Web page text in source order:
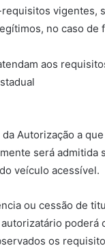
vigentes,
no caso de
aos
Autorização a
será admitida
veículo acessível.
ou cessão de
poderá
os